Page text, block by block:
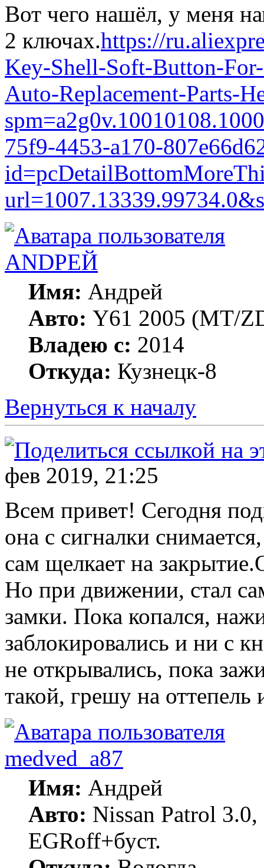
Вот чего нашёл, у меня
2 ключах.https://
Key-Shell-Soft-Button-
Auto-Replacement-Parts-
75f9-4453-a170-
ANDРЕЙ
Имя: Андрей
Авто: Y61 2005 (МT/
Владею с: 2014
Откуда: Кузнецк-8
Вернуться к началу
фев 2019, 21:25
Всем привет! Сегодня
она с сигналки
сам щелкает на
Но при движении, стал
замки. Пока копался,
заблокировались и ни с
не открывались, пока
такой, грешу на оттепель
medved_a87
Имя: Андрей
Авто: Nissan Patrol
EGRoff+буст.